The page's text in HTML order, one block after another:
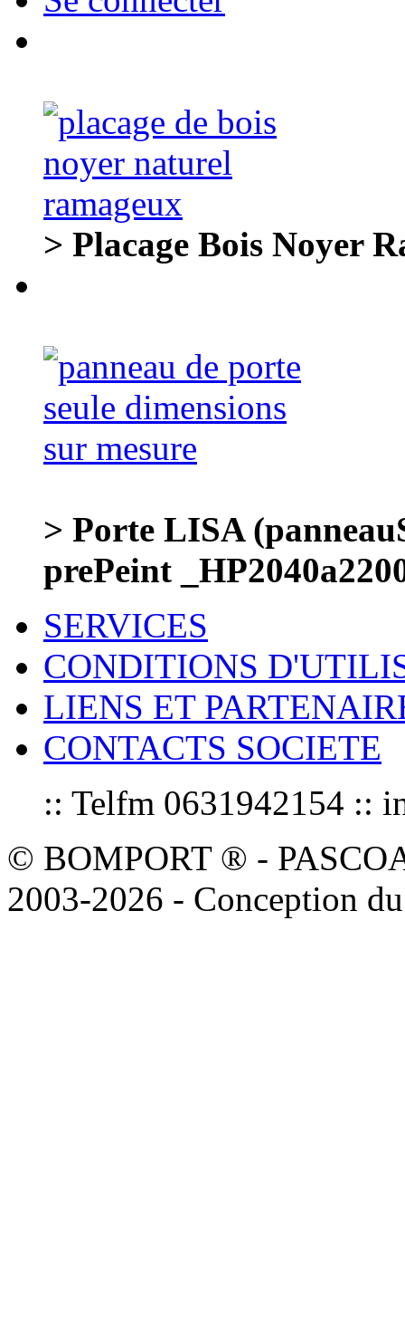
> Placage Bois Noyer
> Porte LISA
prePeint
SERVICES
CONDITIONS
LIENS ET
CONTACTS SOCIETE
:: Telfm 0631942154 ::
© BOMPORT ® -
2003-2026 - Conception